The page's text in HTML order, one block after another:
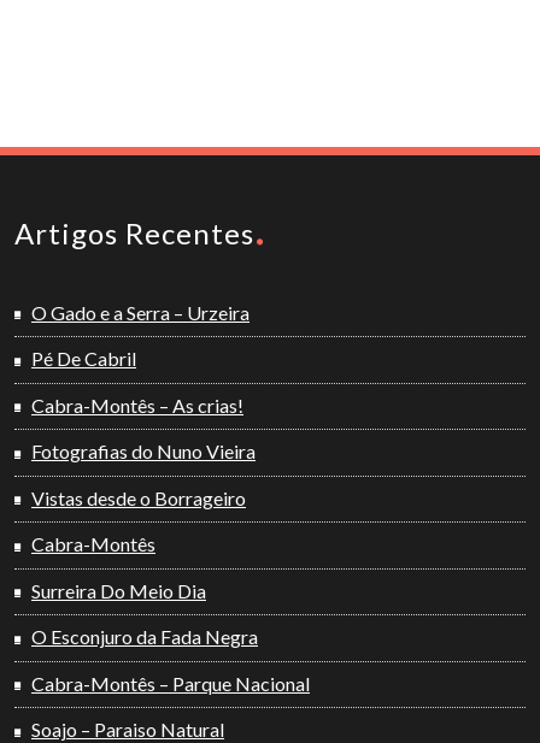
Artigos Recentes
O Gado e a Serra – Urzeira
Pé De Cabril
Cabra-Montês – As crias!
Fotografias do Nuno Vieira
Vistas desde o Borrageiro
Cabra-Montês
Surreira Do Meio Dia
O Esconjuro da Fada Negra
Cabra-Montês – Parque Nacional
Soajo – Paraiso Natural